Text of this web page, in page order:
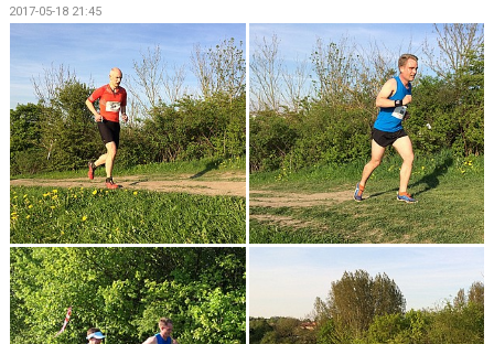
POWER 60
KONTAKT
LÄNKAR
INTERNA TÄVLINGAR
GIFT GENARPS IF TRAIL 2026
ANMÄLAN TILL LÖPGRUPPEN
2017-05-18 21:45